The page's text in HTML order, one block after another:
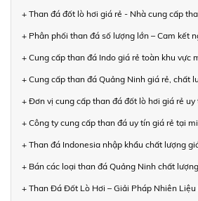
+ Than đá đốt lò hơi giá rẻ - Nhà cung cấp
+ Phân phối than đá số lượng lớn – Cam kết
+ Cung cấp than đá Indo giá rẻ toàn khu vực
+ Cung cấp than đá Quảng Ninh giá rẻ, chất
+ Đơn vị cung cấp than đá đốt lò hơi giá rẻ
+ Công ty cung cấp than đá uy tín giá rẻ tại
+ Than đá Indonesia nhập khẩu chất lượng
+ Bán các loại than đá Quảng Ninh chất
+ Than Đá Đốt Lò Hơi – Giải Pháp Nhiên Liệu